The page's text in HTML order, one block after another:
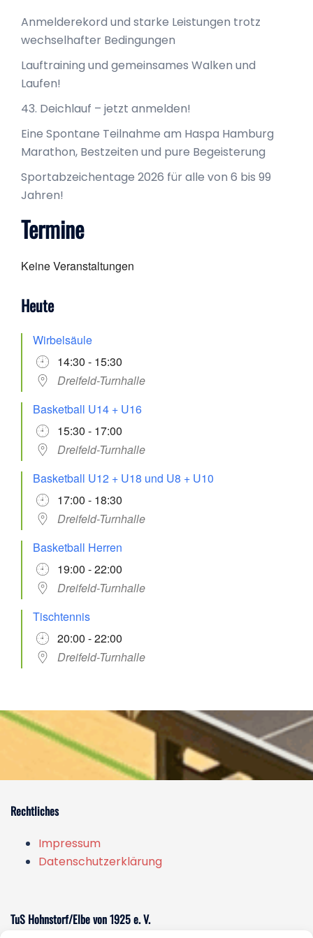
Anmelderekord und starke Leistungen trotz
wechselhafter Bedingungen
Lauftraining und gemeinsames Walken und
Laufen!
43. Deichlauf – jetzt anmelden!
Eine Spontane Teilnahme am Haspa Hamburg
Marathon, Bestzeiten und pure Begeisterung
Sportabzeichentage 2026 für alle von 6 bis 99
Jahren!
Termine
Keine Veranstaltungen
Heute
Wirbelsäule
14:30 - 15:30
Dreifeld-Turnhalle
Basketball U14 + U16
15:30 - 17:00
Dreifeld-Turnhalle
Basketball U12 + U18 und U8 + U10
17:00 - 18:30
Dreifeld-Turnhalle
Basketball Herren
19:00 - 22:00
Dreifeld-Turnhalle
Tischtennis
20:00 - 22:00
Dreifeld-Turnhalle
Rechtliches
Impressum
Datenschutzerklärung
TuS Hohnstorf/Elbe von 1925 e. V.